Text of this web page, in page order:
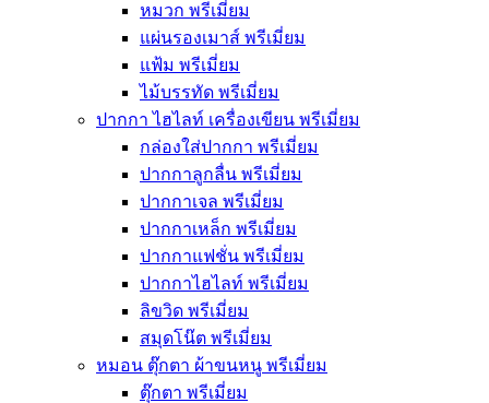
หมวก พรีเมี่ยม
แผ่นรองเมาส์ พรีเมี่ยม
แฟ้ม พรีเมี่ยม
ไม้บรรทัด พรีเมี่ยม
ปากกา ไฮไลท์ เครื่องเขียน พรีเมี่ยม
กล่องใส่ปากกา พรีเมี่ยม
ปากกาลูกลื่น พรีเมี่ยม
ปากกาเจล พรีเมี่ยม
ปากกาเหล็ก พรีเมี่ยม
ปากกาแฟชั่น พรีเมี่ยม
ปากกาไฮไลท์ พรีเมี่ยม
ลิขวิด พรีเมี่ยม
สมุดโน๊ต พรีเมี่ยม
หมอน ตุ๊กตา ผ้าขนหนู พรีเมี่ยม
ตุ๊กตา พรีเมี่ยม